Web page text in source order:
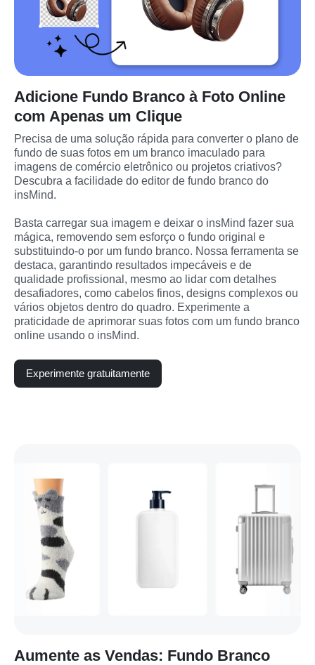
Adicione Fundo Branco à Foto Online
com Apenas um Clique
Precisa de uma solução rápida para converter o plano de
fundo de suas fotos em um branco imaculado para
imagens de comércio eletrônico ou projetos criativos?
Descubra a facilidade do editor de fundo branco do
insMind.
Basta carregar sua imagem e deixar o insMind fazer sua
mágica, removendo sem esforço o fundo original e
substituindo-o por um fundo branco. Nossa ferramenta se
destaca, garantindo resultados impecáveis e de
qualidade profissional, mesmo ao lidar com detalhes
desafiadores, como cabelos finos, designs complexos ou
vários objetos dentro do quadro. Experimente a
praticidade de aprimorar suas fotos com um fundo branco
online usando o insMind.
Experimente gratuitamente
Aumente as Vendas: Fundo Branco